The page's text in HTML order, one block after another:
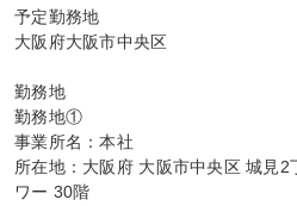
予定勤務地
大阪府大阪市中央区
勤務地
勤務地①
事業所名：本社
所在地：大阪府 大阪市中央区 城見
ワー 30階